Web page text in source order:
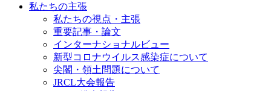
私たちの主張
私たちの視点・主張
重要記事・論文
インターナショナルビュー
新型コロナウイルス感染症について
尖閣・領土問題について
JRCL大会報告